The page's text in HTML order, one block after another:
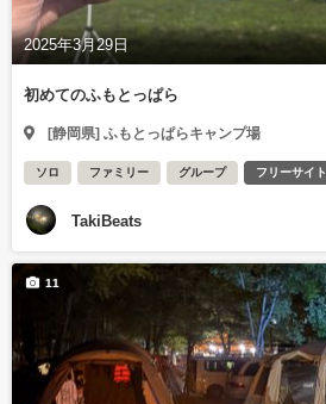
2025年3月29日
初めてのふもとっぱら
[静岡県] ふもとっぱらキャンプ場
ソロ ファミリー グループ フリーサイト
TakiBeats
11